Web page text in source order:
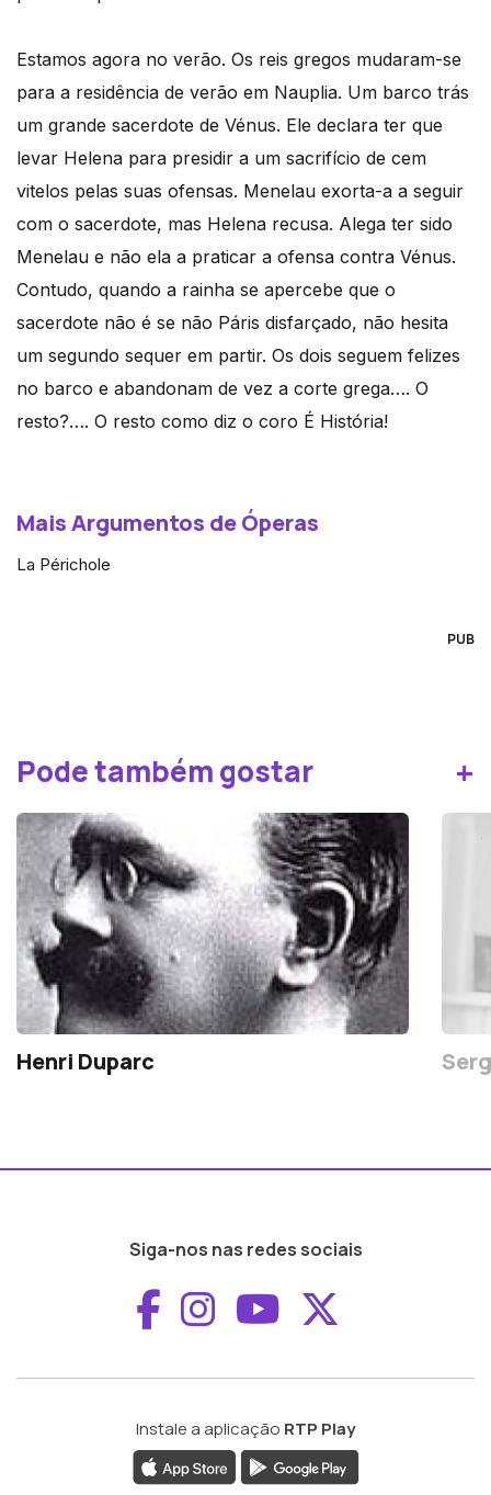
Estamos agora no verão. Os reis gregos mudaram-se
para a residência de verão em Nauplia. Um barco trás
um grande sacerdote de Vénus. Ele declara ter que
levar Helena para presidir a um sacrifício de cem
vitelos pelas suas ofensas. Menelau exorta-a a seguir
com o sacerdote, mas Helena recusa. Alega ter sido
Menelau e não ela a praticar a ofensa contra Vénus.
Contudo, quando a rainha se apercebe que o
sacerdote não é se não Páris disfarçado, não hesita
um segundo sequer em partir. Os dois seguem felizes
no barco e abandonam de vez a corte grega…. O
resto?…. O resto como diz o coro É História!
Mais Argumentos de Óperas
La Périchole
PUB
Pode também gostar +
Henri Duparc
Siga-nos nas redes sociais
Aceder ao
Aceder ao
Aceder ao
Instale a aplicação RTP Play